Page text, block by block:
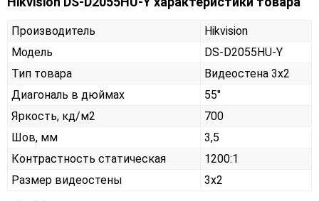
Производитель
Hikvision
Модель
DS-D2055HU-Y
Тип товара
Видеостена 3х2
Диагональ в дюймах
55"
Яркость, кд/м2
700
Шов, мм
3,5
Контрастность статическая
1200:1
Размер видеостены
3x2